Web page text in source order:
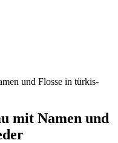
und Flosse in türkis-
mit Namen und